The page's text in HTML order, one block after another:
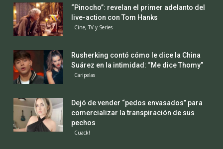
“Pinocho”: revelan el primer adelanto del
live-action con Tom Hanks
Cine, TV y Series
Rusherking contó cómo le dice la China
Suárez en la intimidad: “Me dice Thomy”
Caripelas
Dejó de vender “pedos envasados” para
comercializar la transpiración de sus
pechos
Cuack!